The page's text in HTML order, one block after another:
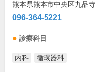
熊本県熊本市中央区九品
096-364-5221
診療科目
内科 循環器科